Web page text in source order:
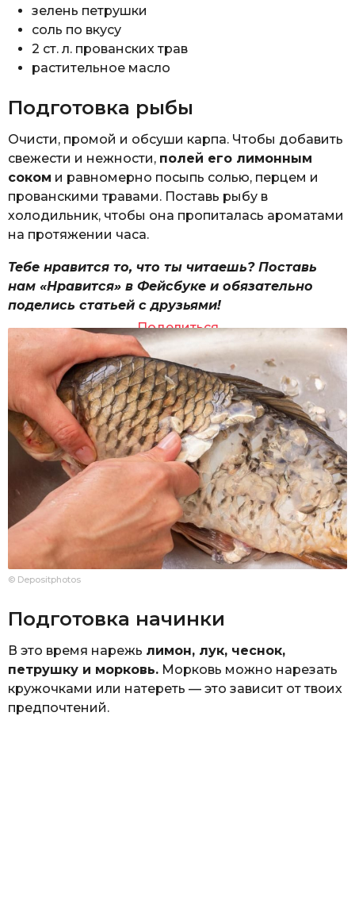
зелень петрушки
соль по вкусу
2 ст. л. прованских трав
растительное масло
Подготовка рыбы
Очисти, промой и обсуши карпа. Чтобы добавить
свежести и нежности, полей его лимонным
соком и равномерно посыпь солью, перцем и
прованскими травами. Поставь рыбу в
холодильник, чтобы она пропиталась ароматами
на протяжении часа.
Тебе нравится то, что ты читаешь? Поставь
нам «Нравится» в Фейсбуке и обязательно
поделись статьей с друзьями!
Поделиться
© Depositphotos
Подготовка начинки
В это время нарежь лимон, лук, чеснок,
петрушку и морковь. Морковь можно нарезать
кружочками или натереть — это зависит от твоих
предпочтений.